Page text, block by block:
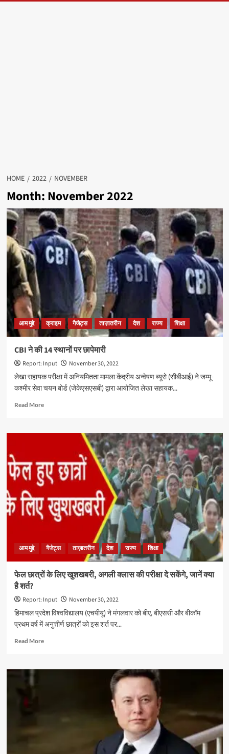
HOME 2022 NOVEMBER
Month: November 2022
आम मुद्दे क्राइम गैजेट्स ताज़ातरीन देश राज्य शिक्षा
CBI ने की 14 स्थानों पर छापेमारी
Report: Input
November 30, 2022
लेखा सहायक परीक्षा में अनियमितता मामला केंद्रीय अन्वेषण ब्यूरो (सीबीआई) ने जम्मू-
कश्मीर सेवा चयन बोर्ड (जेकेएसएसबी) द्वारा आयोजित लेखा सहायक...
Read MoreRead
CBI
14
स्थानों
पर
आम मुद्दे गैजेट्स ताज़ातरीन देश राज्य शिक्षा
फेल छात्रों के लिए खुशखबरी, अगली क्लास की परीक्षा दे सकेंगे, जानें क्या
है शर्त?
Report: Input
November 30, 2022
हिमाचल प्रदेश विश्वविद्यालय (एचपीयू) ने मंगलवार को बीए, बीएससी और बीकॉम
प्रथम वर्ष में अनुत्तीर्ण छात्रों को इस शर्त पर...
Read MoreRead
फेल